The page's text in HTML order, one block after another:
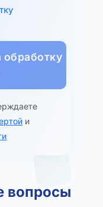
обработку
и
вопросы